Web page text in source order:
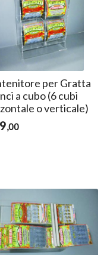
per Gratta
a cubo (6 cubi
o verticale)
,00